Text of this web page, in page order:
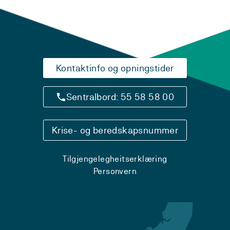
Kontaktinfo og opningstider
Sentralbord: 55 58 58 00
Krise- og beredskapsnummer
Tilgjengelegheitserklæring
Personvern